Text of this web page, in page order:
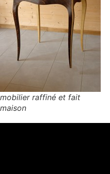
mobilier raffiné et fait
maison